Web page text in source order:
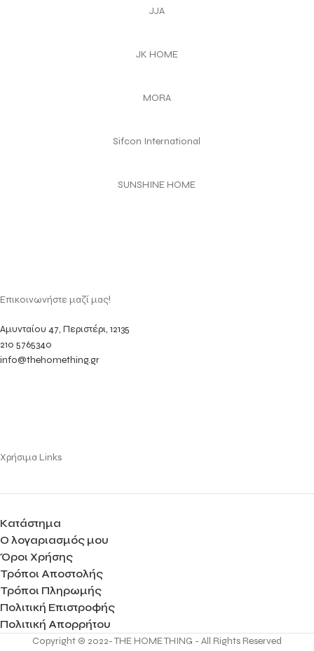
JJA
JK HOME
MORA
Sifcon International
SUNSHINE HOME
Επικοινωνήστε μαζί μας!
Αμυνταίου 47, Περιστέρι, 12135
210 5765340
info@thehomething.gr
Χρήσιμα Links
Κατάστημα
Ο λογαριασμός μου
Όροι Χρήσης
Τρόποι Αποστολής
Τρόποι Πληρωμής
Πολιτική Επιστροφής
Πολιτική Απορρήτου
Copyright © 2022- THE HOME THING - All Rights Reserved